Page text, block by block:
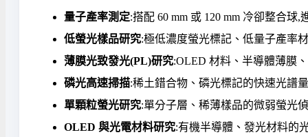
量子產率測定:搭配 60 mm 或 120 mm 冷卻整合球
低螢光樣品研究:極低濃度螢光標記、低量子產率
薄膜光致發光(PL)研究:OLED 材料、半導體薄膜
磷光高速掃描:稀土錯合物、磷光標記的快速光譜
單顆粒螢光研究:單分子層、稀薄樣品的微弱螢光
OLED 與光電材料研究:有機半導體、發光材料的